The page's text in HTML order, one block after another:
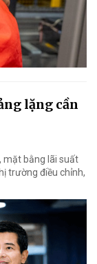
lặng cần
mặt bằng lãi suất
trường điều chỉnh,